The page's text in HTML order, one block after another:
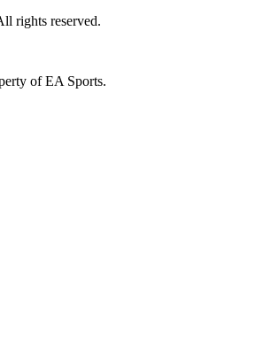
rights reserved.
of EA Sports.